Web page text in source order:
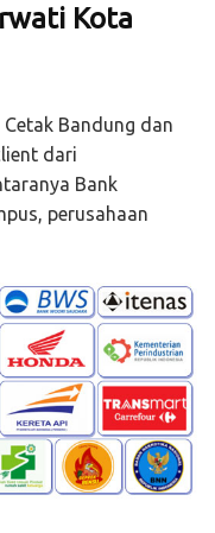
Kota
Bandung dan
dari
Bank
perusahaan